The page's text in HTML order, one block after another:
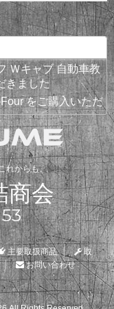
Ｗキャブ 自動車教
きました
をご購入いただ
ンプをご購入いた
"THE 70 th" を
た
をお買い上げいた
ーをご購入いただ
大型ダンプをご購入
・中古車のことな
れからも。
商会
主要取扱商品
取
お問い合わせ